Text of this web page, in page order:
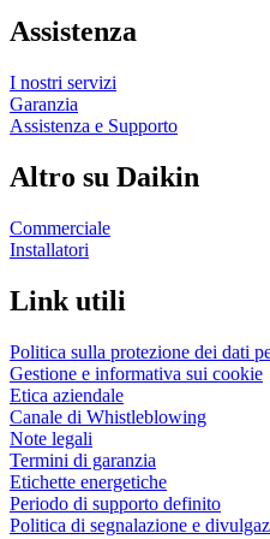
Assistenza
I nostri servizi
Garanzia
Assistenza e Supporto
Altro su Daikin
Commerciale
Installatori
Link utili
Politica sulla protezione dei dati
Gestione e informativa sui cookie
Etica aziendale
Canale di Whistleblowing
Note legali
Termini di garanzia
Etichette energetiche
Periodo di supporto definito
Politica di segnalazione e